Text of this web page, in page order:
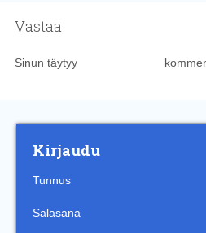
Vastaa
Sinun täytyy
Kirjaudu
Tunnus
Salasana